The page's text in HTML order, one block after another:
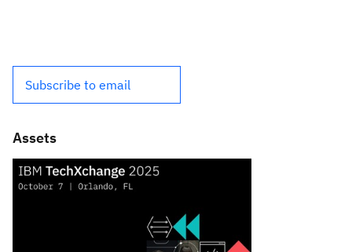
Subscribe to email
Assets